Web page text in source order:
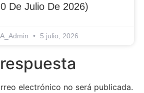
De Julio De 2026)
5 julio, 2026
electrónico no será publicada.